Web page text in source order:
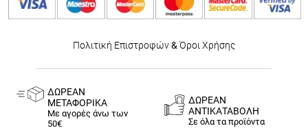
Πολιτική Επιστροφών& Όροι Χρήσης
ΔΩΡΕΑΝ
ΜΕΤΑΦΟΡΙΚΑ
Με αγορές άνω των
50€
ΔΩΡΕΑΝ
ΑΝΤΙΚΑΤΑΒΟΛΗ
Σε όλα τα προϊόντα